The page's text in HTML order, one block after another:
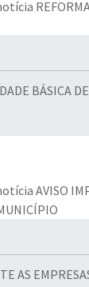
BÁSICA
AS